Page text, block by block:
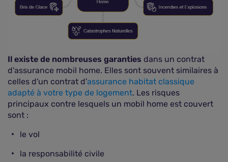
Il existe de nombreuses garanties dans un contrat
d'assurance mobil home. Elles sont souvent similaires à
celles d'un contrat d'assurance habitat classique
adapté à votre type de logement. Les risques
principaux contre lesquels un mobil home est couvert
sont :
le vol
la responsabilité civile